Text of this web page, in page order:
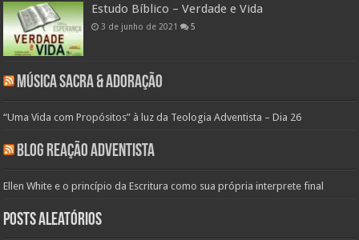
Estudo Bíblico – Verdade e Vida
3 de junho de 2021 5
Música Sacra & Adoração
“Uma Vida com Propósitos” à luz da Teologia Adventista – Dia 26
Blog Reação Adventista
Ellen White e o princípio da Escritura como sua própria interprete final
Posts aleatórios